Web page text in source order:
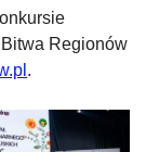
Regionów
.